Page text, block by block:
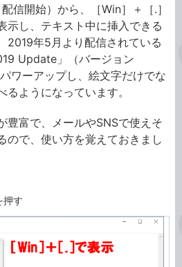
信開始）から、［Win］＋［.］
示し、テキスト中に挿入できる
2019年5月より配信されている
Update」（バージョン
ワーアップし、絵文字だけでな
るようになっています。
豊富で、メールやSNSで使えそ
ので、使い方を覚えておきまし
押す